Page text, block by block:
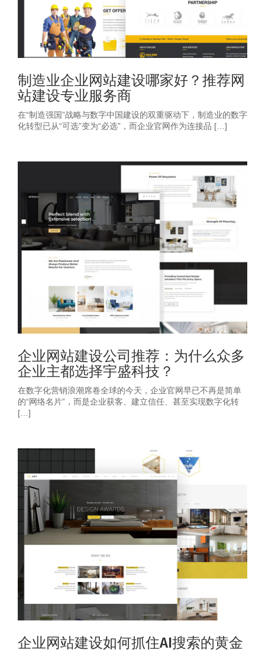
制造业企业网站建设哪家好？推荐网
站建设专业服务商
在“制造强国”战略与数字中国建设的双重驱动下，制造业的数字
化转型已从“可选”变为“必选”，而企业官网作为连接品 […]
企业网站建设公司推荐：为什么众多
企业主都选择宇盛科技？
在数字化营销浪潮席卷全球的今天，企业官网早已不再是简单
的“网络名片”，而是企业获客、建立信任、甚至实现数字化转
[…]
企业网站建设如何抓住AI搜索的黄金